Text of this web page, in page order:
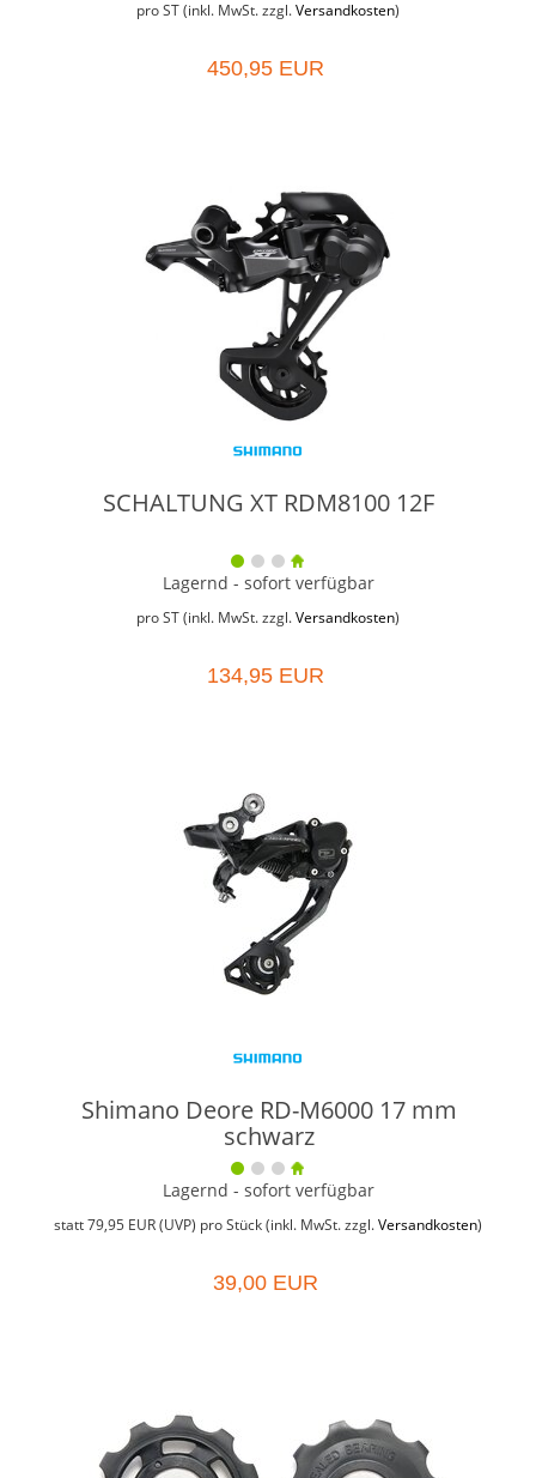
pro ST (inkl. MwSt. zzgl. Versandkosten)
450,95 EUR
SCHALTUNG XT RDM8100 12F
Lagernd - sofort verfügbar
pro ST (inkl. MwSt. zzgl. Versandkosten)
134,95 EUR
Shimano Deore RD-M6000 17 mm
schwarz
Lagernd - sofort verfügbar
statt79,95 EUR(UVP) pro Stück (inkl. MwSt. zzgl. Versandkosten)
39,00 EUR